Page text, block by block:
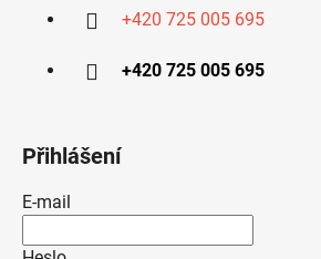
+420 725 005 695
+420 725 005 695
Přihlášení
E-mail